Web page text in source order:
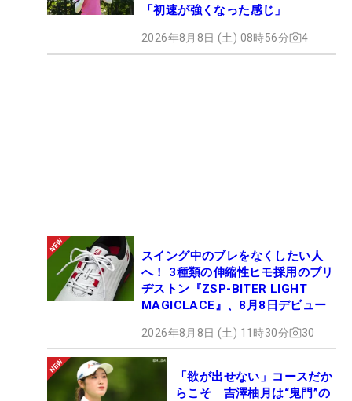
「初速が強くなった感じ」
2026年8月8日 (土) 08時56分 4
スイング中のブレをなくしたい人
へ！ 3種類の伸縮性ヒモ採用のブリ
ヂストン『ZSP-BITER LIGHT
MAGICLACE』、8月8日デビュー
2026年8月8日 (土) 11時30分 30
「欲が出せない」コースだか
らこそ 吉澤柚月は“鬼門”の